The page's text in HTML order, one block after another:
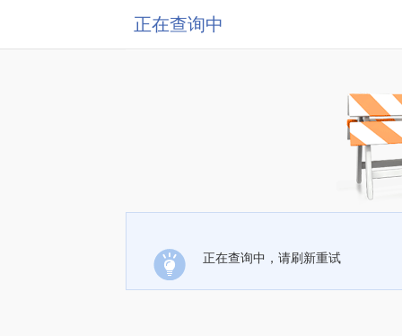
正在查询中
正在查询中，请刷新重试